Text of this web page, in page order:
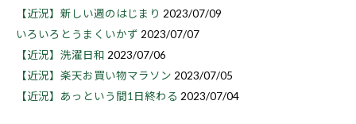
【近況】新しい週のはじまり 2023/07/09
いろいろとうまくいかず 2023/07/07
【近況】洗濯日和 2023/07/06
【近況】楽天お買い物マラソン 2023/07/05
【近況】あっという間1日終わる 2023/07/04